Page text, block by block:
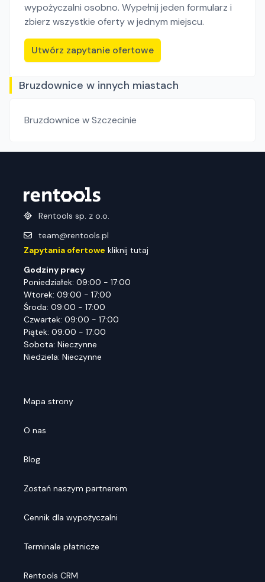
wypożyczalni osobno. Wypełnij jeden formularz i
zbierz wszystkie oferty w jednym miejscu.
Utwórz zapytanie ofertowe
Bruzdownice w innych miastach
Bruzdownice w Szczecinie
Rentools sp. z o.o.
team@rentools.pl
Zapytania ofertowe kliknij tutaj
Godziny pracy
Poniedziałek: 09:00 - 17:00
Wtorek: 09:00 - 17:00
Środa: 09:00 - 17:00
Czwartek: 09:00 - 17:00
Piątek: 09:00 - 17:00
Sobota: Nieczynne
Niedziela: Nieczynne
Mapa strony
O nas
Blog
Zostań naszym partnerem
Cennik dla wypożyczalni
Terminale płatnicze
Rentools CRM